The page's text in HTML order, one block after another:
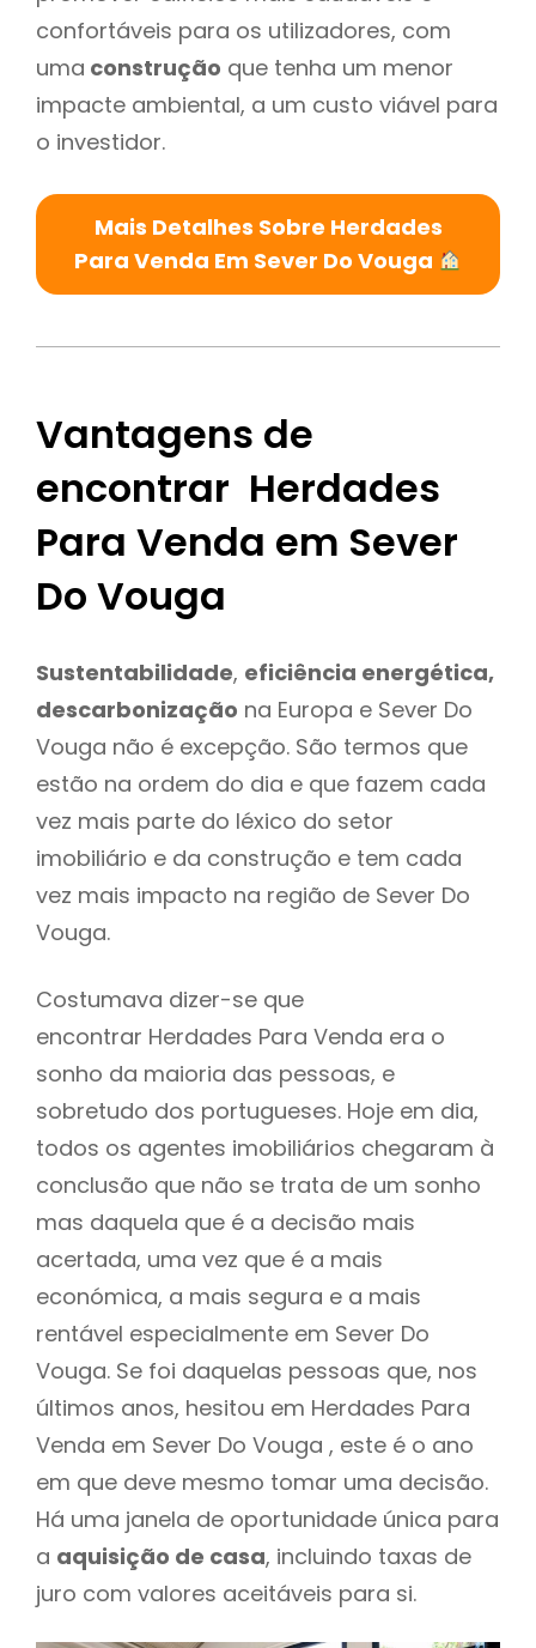
confortáveis para os utilizadores, com
uma construção que tenha um menor
impacte ambiental, a um custo viável para
o investidor.
Mais Detalhes Sobre Herdades
Para Venda Em Sever Do Vouga
Vantagens de
encontrar Herdades
Para Venda em Sever
Do Vouga
Sustentabilidade, eficiência energética,
descarbonização na Europa e Sever Do
Vouga não é excepção. São termos que
estão na ordem do dia e que fazem cada
vez mais parte do léxico do setor
imobiliário e da construção e tem cada
vez mais impacto na região de Sever Do
Vouga.
Costumava dizer-se que
encontrar Herdades Para Venda era o
sonho da maioria das pessoas, e
sobretudo dos portugueses. Hoje em dia,
todos os agentes imobiliários chegaram à
conclusão que não se trata de um sonho
mas daquela que é a decisão mais
acertada, uma vez que é a mais
económica, a mais segura e a mais
rentável especialmente em Sever Do
Vouga. Se foi daquelas pessoas que, nos
últimos anos, hesitou em Herdades Para
Venda em Sever Do Vouga , este é o ano
em que deve mesmo tomar uma decisão.
Há uma janela de oportunidade única para
a aquisição de casa, incluindo taxas de
juro com valores aceitáveis para si.